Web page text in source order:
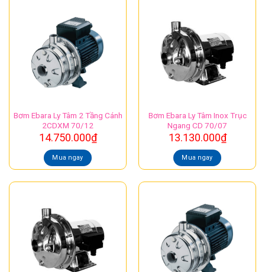
Bơm Ebara Ly Tâm 2 Tầng Cánh
2CDXM 70/12
14.750.000₫
Mua ngay
Bơm Ebara Ly Tâm Inox Trục
Ngang CD 70/07
13.130.000₫
Mua ngay